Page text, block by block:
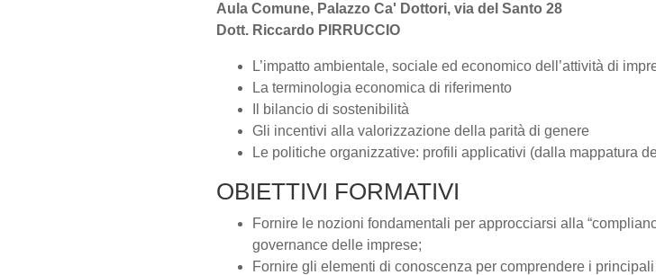
Aula Comune, Palazzo Ca' Dottori, via del Santo 28
Dott. Riccardo PIRRUCCIO
L’impatto ambientale, sociale ed economico dell’attività di
La terminologia economica di riferimento
Il bilancio di sostenibilità
Gli incentivi alla valorizzazione della parità di genere
Le politiche organizzative: profili applicativi (dalla mappatura
OBIETTIVI FORMATIVI
Fornire le nozioni fondamentali per approcciarsi alla
governance delle imprese;
Fornire gli elementi di conoscenza per comprendere i